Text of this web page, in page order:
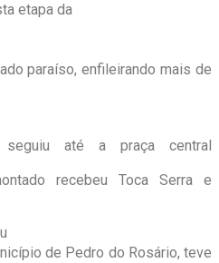
etapa da
paraíso, enfileirando mais de
até a praça central
recebeu Toca Serra e
de Pedro do Rosário, teve